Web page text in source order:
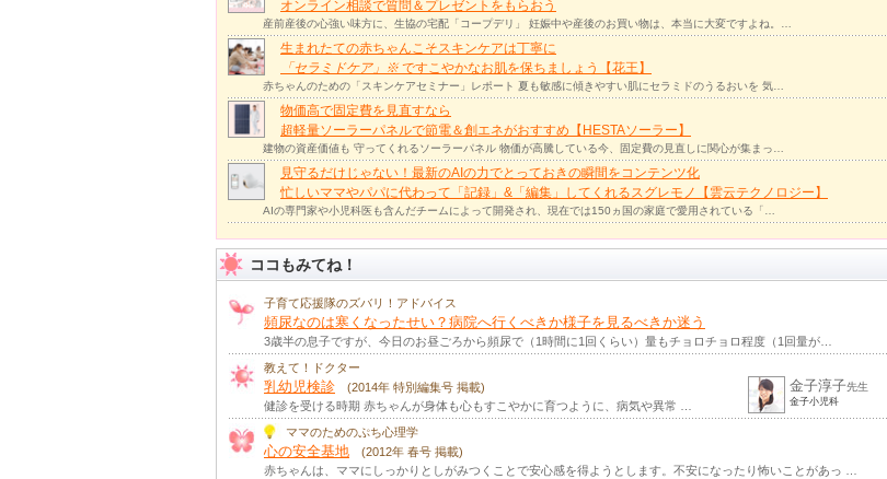
オンライン相談で質問＆プレゼントをもらおう
産前産後の心強い味方に、生協の宅配「コープデリ」 妊娠中や産後のお買い物は、本当に大変ですよね。…
生まれたての赤ちゃんこそスキンケアは丁寧に
「セラミドケア」 ※ですこやかなお肌を保ちましょう【花王】
赤ちゃんのための「スキンケアセミナー」レポート 夏も敏感に傾きやすい肌にセラミドのうるおいを 気…
物価高で固定費を見直すなら
超軽量ソーラーパネルで節電＆創エネがおすすめ【HESTAソーラー】
建物の資産価値も 守ってくれるソーラーパネル 物価が高騰している今、固定費の見直しに関心が集まっ…
見守るだけじゃない！最新のAIの力でとっておきの瞬間をコンテンツ化
忙しいママやパパに代わって「記録」&「編集」してくれるスグレモノ【雲云テクノロジー】
AIの専門家や小児科医も含んだチームによって開発され、現在では150ヵ国の家庭で愛用されている「…
ココもみてね！
子育て応援隊のズバリ！アドバイス
頻尿なのは寒くなったせい？病院へ行くべきか様子を見るべきか迷う
3歳半の息子ですが、今日のお昼ごろから頻尿で（1時間に1回くらい）量もチョロチョロ程度（1回量が…
教えて！ドクター
乳幼児検診
(2014年 特別編集号 掲載)
健診を受ける時期 赤ちゃんが身体も心もすこやかに育つように、病気や異常 …
金子淳子先生
金子小児科
ママのためのぷち心理学
心の安全基地
(2012年 春号 掲載)
赤ちゃんは、ママにしっかりとしがみつくことで安心感を得ようとします。不安になったり怖いことがあっ …